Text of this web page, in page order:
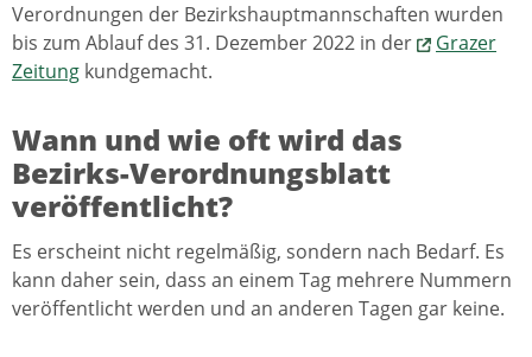
Verordnungen der Bezirkshauptmannschaften wurden
bis zum Ablauf des 31. Dezember 2022 in der
Grazer
Zeitung kundgemacht.
Wann und wie oft wird das
Bezirks-Verordnungsblatt
veröffentlicht?
Es erscheint nicht regelmäßig, sondern nach Bedarf. Es
kann daher sein, dass an einem Tag mehrere Nummern
veröffentlicht werden und an anderen Tagen gar keine.